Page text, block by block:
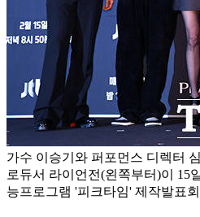
가수 이승기와 퍼포먼스 디렉터
로듀서 라이언전(왼쪽부터)이 15
능프로그램 '피크타임' 제작발표